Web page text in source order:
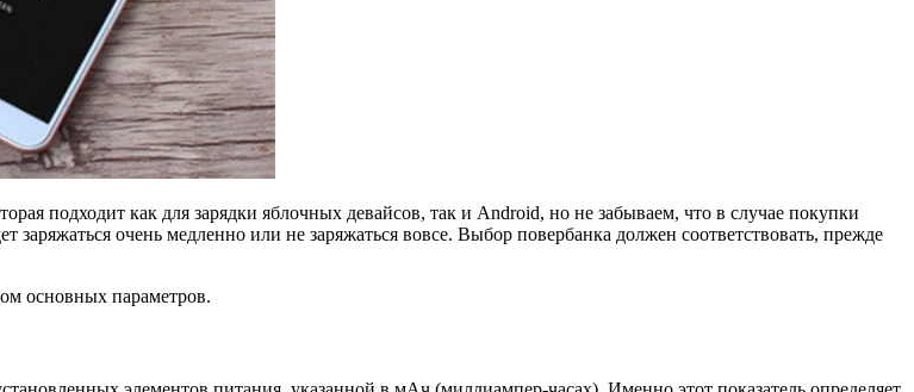
подходит как для зарядки яблочных девайсов, так и Android, но не забываем, что в случае покупки
заряжаться очень медленно или не заряжаться вовсе. Выбор повербанка должен соответствовать, прежде
основных параметров.